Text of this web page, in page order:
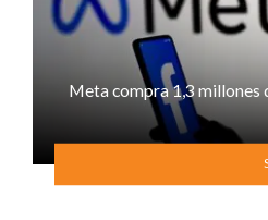
Meta compra 1,3 millones